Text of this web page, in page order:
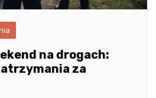
na drogach:
za